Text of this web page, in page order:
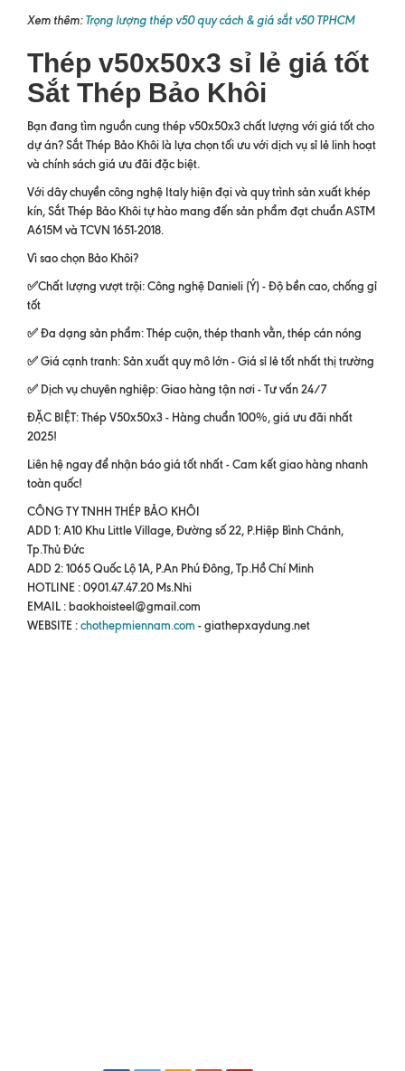
Xem thêm:Trọng lượng thép v50 quy cách & giá sắt v50 TPHCM
Thép v50x50x3 sỉ lẻ giá tốt
Sắt Thép Bảo Khôi
Bạn đang tìm nguồn cung thép v50x50x3 chất lượng với giá tốt cho
dự án? Sắt Thép Bảo Khôi là lựa chọn tối ưu với dịch vụ sỉ lẻ linh hoạt
và chính sách giá ưu đãi đặc biệt.
Với dây chuyền công nghệ Italy hiện đại và quy trình sản xuất khép
kín, Sắt Thép Bảo Khôi tự hào mang đến sản phẩm đạt chuẩn ASTM
A615M và TCVN 1651-2018.
Vì sao chọn Bảo Khôi?
✅Chất lượng vượt trội: Công nghệ Danieli (Ý) - Độ bền cao, chống gỉ
tốt
✅ Đa dạng sản phẩm: Thép cuộn, thép thanh vằn, thép cán nóng
✅ Giá cạnh tranh: Sản xuất quy mô lớn - Giá sỉ lẻ tốt nhất thị trường
✅ Dịch vụ chuyên nghiệp: Giao hàng tận nơi - Tư vấn 24/7
ĐẶC BIỆT: Thép V50x50x3 - Hàng chuẩn 100%, giá ưu đãi nhất
2025!
Liên hệ ngay để nhận báo giá tốt nhất - Cam kết giao hàng nhanh
toàn quốc!
CÔNG TY TNHH THÉP BẢO KHÔI
ADD 1: A10 Khu Little Village, Đường số 22, P.Hiệp Bình Chánh,
Tp.Thủ Đức
ADD 2: 1065 Quốc Lộ 1A, P.An Phú Đông, Tp.Hồ Chí Minh
HOTLINE : 0901.47.47.20 Ms.Nhi
EMAIL : baokhoisteel@gmail.com
WEBSITE :chothepmiennam.com - giathepxaydung.net